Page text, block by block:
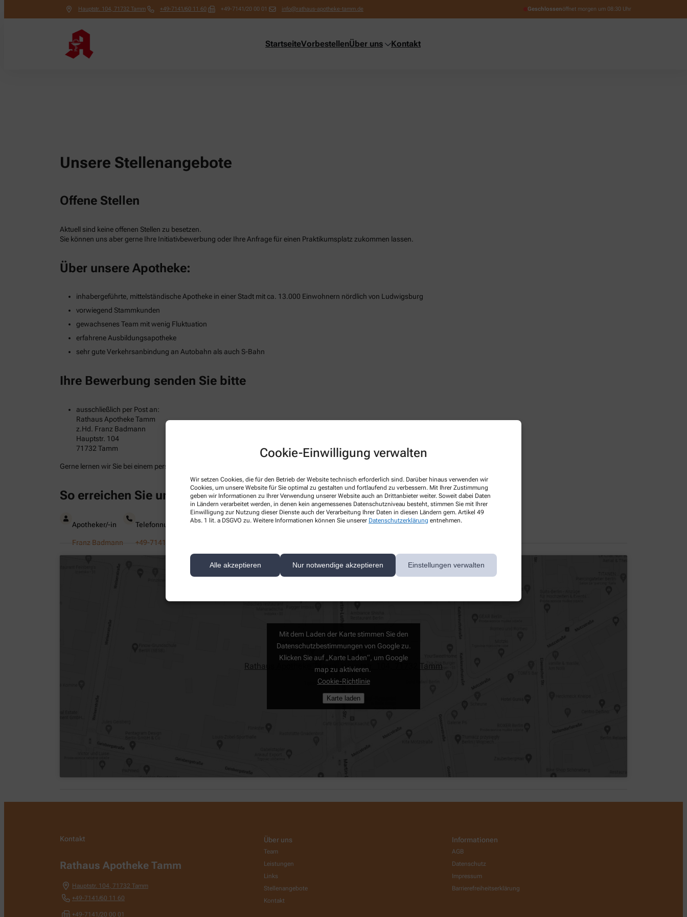
Cookie-Einwilligung verwalten
Wir setzen Cookies, die für den Betrieb der Website technisch erforderlich sind. Darüber hinaus verwenden wir
Cookies, um unsere Website für Sie optimal zu gestalten und fortlaufend zu verbessern. Mit Ihrer Zustimmung
geben wir Informationen zu Ihrer Verwendung unserer Website auch an Drittanbieter weiter. Soweit dabei Daten
in Ländern verarbeitet werden, in denen kein angemessenes Datenschutzniveau besteht, stimmen Sie mit Ihrer
Einwilligung zur Nutzung dieser Dienste auch der Verarbeitung Ihrer Daten in diesen Ländern gem. Artikel 49
Abs. 1 lit. a DSGVO zu. Weitere Informationen können Sie unserer Datenschutzerklärung entnehmen.
Alle akzeptieren Nur notwendige akzeptieren Einstellungen verwalten
Hauptstr. 104, 71732 Tamm +49-7141/60 11 60 +49-7141/20 00 01 info@rathaus-apotheke-tamm.de Geschlossenöffnet morgen um 08:30 Uhr
StartseiteVorbestellenÜber uns Kontakt
Unsere Stellenangebote
Offene Stellen
Aktuell sind keine offenen Stellen zu besetzen.
Sie können uns aber gerne Ihre Initiativbewerbung oder Ihre Anfrage für einen Praktikumsplatz zukommen lassen.
Über unsere Apotheke:
inhabergeführte, mittelständische Apotheke in einer Stadt mit ca. 13.000 Einwohnern nördlich von Ludwigsburg
vorwiegend Stammkunden
gewachsenes Team mit wenig Fluktuation
erfahrene Ausbildungsapotheke
sehr gute Verkehrsanbindung an Autobahn als auch S-Bahn
Ihre Bewerbung senden Sie bitte
ausschließlich per Post an:
Rathaus Apotheke Tamm
z.Hd. Franz Badmann
Hauptstr. 104
71732 Tamm
Gerne lernen wir Sie bei einem persönlichen Gespräch näher kennen!
So erreichen Sie uns
Apotheker/-in
Franz Badmann
Telefonnummer
+49-7141/60 11 60
Faxnummer E-Mail-Adresse
Rathaus Apotheke Tamm, Hauptstr. 104, 71732 Tamm
Mit dem Laden der Karte stimmen Sie den
Datenschutzbestimmungen von Google zu.
Klicken Sie auf „Karte Laden“, um Google
map zu aktivieren.
Cookie-Richtlinie
Karte laden
Kontakt
Rathaus Apotheke Tamm
Hauptstr. 104, 71732 Tamm
+49-7141/60 11 60
+49-7141/20 00 01
Über uns
Team
Leistungen
Links
Stellenangebote
Kontakt
Informationen
AGB
Datenschutz
Impressum
Barrierefreiheitserklärung